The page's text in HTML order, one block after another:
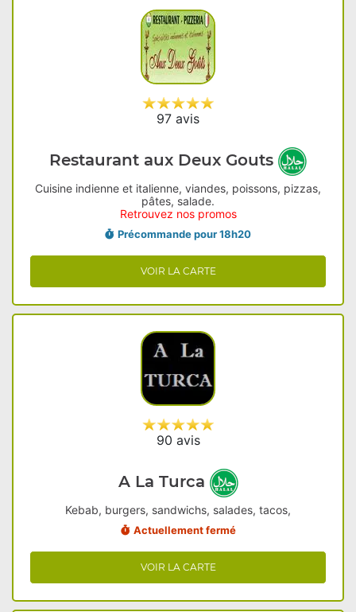
97 avis
Restaurant aux Deux Gouts
Cuisine indienne et italienne, viandes, poissons, pizzas,
pâtes, salade.
Retrouvez nos promos
Précommande pour 18h20
VOIR LA CARTE
90 avis
A La Turca
Kebab, burgers, sandwichs, salades, tacos,
Actuellement fermé
VOIR LA CARTE